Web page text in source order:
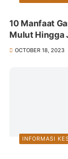
10 Manfaat
Mulut Hingga
OCTOBER 18, 2023
INFORMASI